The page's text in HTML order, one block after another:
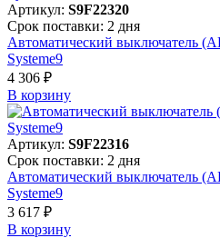
Артикул: S9F22320
Срок поставки: 2 дня
Автоматический выключатель
Systeme9
4 306 ₽
В корзинy
Артикул: S9F22316
Срок поставки: 2 дня
Автоматический выключатель
Systeme9
3 617 ₽
В корзинy